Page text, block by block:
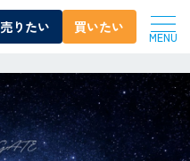
売りたい 買いたい
MENU